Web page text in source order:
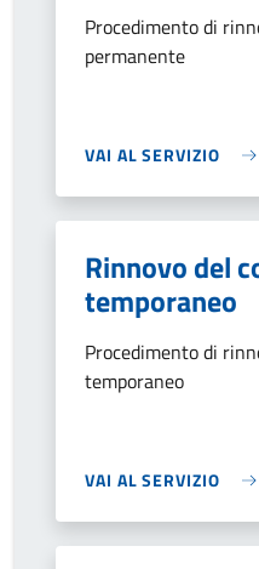
Procedimento di
permanente
VAI AL SERVIZIO
Rinnovo del
temporaneo
Procedimento di
temporaneo
VAI AL SERVIZIO